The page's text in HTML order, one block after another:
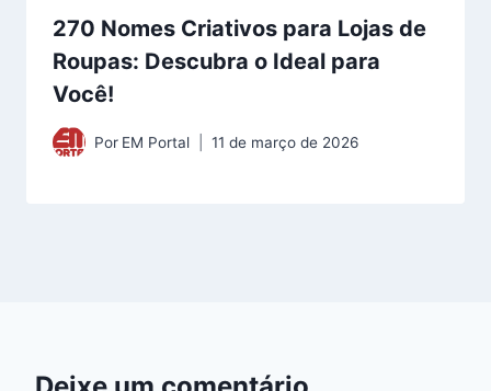
270 Nomes Criativos para Lojas de
Roupas: Descubra o Ideal para
Você!
Por EM Portal 11 de março de 2026